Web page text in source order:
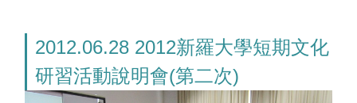
2012.06.28 2012新羅大學短期文化
研習活動說明會(第二次)